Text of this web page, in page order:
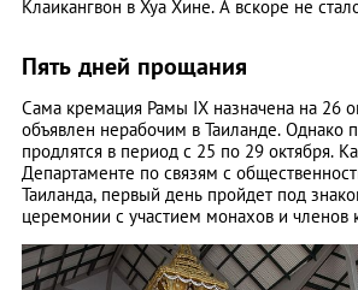
Клаикангвон в Хуа Хине. А вскоре не
Пять дней прощания
Сама кремация Рамы IX назначена на 26
объявлен нерабочим в Таиланде.
продлятся в период с 25 по 29 октября.
Департаменте по связям с
Таиланда, первый день пройдет под
церемонии с участием монахов и членов